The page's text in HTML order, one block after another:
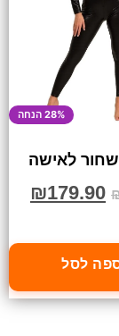
28% הנחה
שחור לאישה
₪179.90
לסל